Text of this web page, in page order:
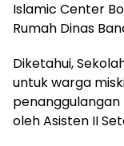
Islamic Center
Rumah Dinas
Diketahui,
untuk warga
penanggulangan
oleh Asisten II